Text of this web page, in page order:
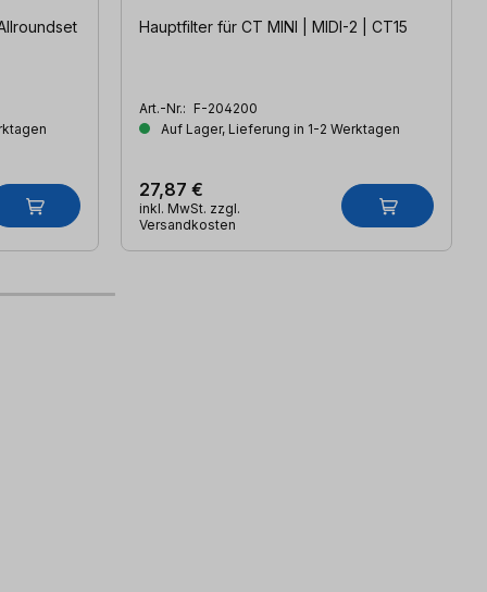
Hauptfilter für CT MINI | MIDI-2 | CT15
Art.-Nr.: F-204200
Auf Lager, Lieferung in 1-2 Werktagen
27,87 €
inkl. MwSt. zzgl.
Versandkosten